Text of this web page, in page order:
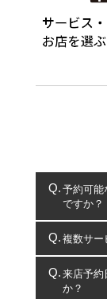
予約可能
ですか？
コクピッ
複数サー
複数サー
一部の商品
来店予約
か？